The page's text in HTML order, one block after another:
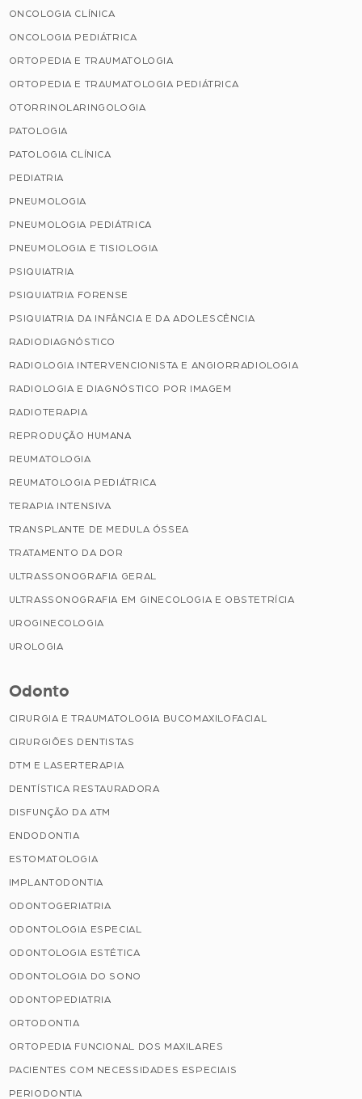
ONCOLOGIA CLÍNICA
ONCOLOGIA PEDIÁTRICA
ORTOPEDIA E TRAUMATOLOGIA
ORTOPEDIA E TRAUMATOLOGIA PEDIÁTRICA
OTORRINOLARINGOLOGIA
PATOLOGIA
PATOLOGIA CLÍNICA
PEDIATRIA
PNEUMOLOGIA
PNEUMOLOGIA PEDIÁTRICA
PNEUMOLOGIA E TISIOLOGIA
PSIQUIATRIA
PSIQUIATRIA FORENSE
PSIQUIATRIA DA INFÂNCIA E DA ADOLESCÊNCIA
RADIODIAGNÓSTICO
RADIOLOGIA INTERVENCIONISTA E ANGIORRADIOLOGIA
RADIOLOGIA E DIAGNÓSTICO POR IMAGEM
RADIOTERAPIA
REPRODUÇÃO HUMANA
REUMATOLOGIA
REUMATOLOGIA PEDIÁTRICA
TERAPIA INTENSIVA
TRANSPLANTE DE MEDULA ÓSSEA
TRATAMENTO DA DOR
ULTRASSONOGRAFIA GERAL
ULTRASSONOGRAFIA EM GINECOLOGIA E OBSTETRÍCIA
UROGINECOLOGIA
UROLOGIA
Odonto
CIRURGIA E TRAUMATOLOGIA BUCOMAXILOFACIAL
CIRURGIÕES DENTISTAS
DTM E LASERTERAPIA
DENTÍSTICA RESTAURADORA
DISFUNÇÃO DA ATM
ENDODONTIA
ESTOMATOLOGIA
IMPLANTODONTIA
ODONTOGERIATRIA
ODONTOLOGIA ESPECIAL
ODONTOLOGIA ESTÉTICA
ODONTOLOGIA DO SONO
ODONTOPEDIATRIA
ORTODONTIA
ORTOPEDIA FUNCIONAL DOS MAXILARES
PACIENTES COM NECESSIDADES ESPECIAIS
PERIODONTIA